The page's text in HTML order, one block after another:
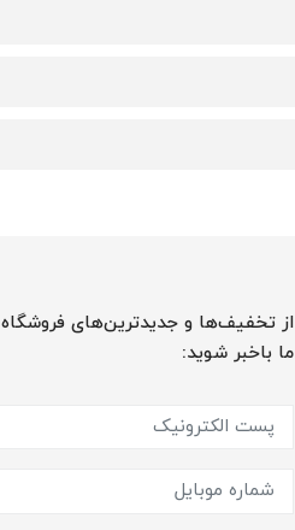
از تخفیف‌ها و جدیدترین‌های فروشگاه
ما باخبر شوید: